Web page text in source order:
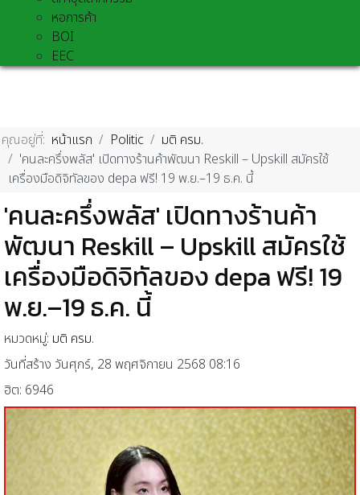
หอการค้า
BOI
EEC
คุณอยู่ที่: หน้าแรก Politic
มติ ครม.
'คนละครึ่งพลัส' เปิดทางร้านค้าพัฒนา Reskill – Upskill สมัครใช้
เครื่องมือดิจิทัลของ depa ฟรี! 19 พ.ย.–19 ธ.ค. นี้
'คนละครึ่งพลัส' เปิดทางร้านค้า
พัฒนา Reskill – Upskill สมัครใช้
เครื่องมือดิจิทัลของ depa ฟรี! 19
พ.ย.–19 ธ.ค. นี้
หมวดหมู่: มติ ครม.
วันที่สร้าง วันศุกร์, 28 พฤศจิกายน 2568 08:16
ฮิต: 6946